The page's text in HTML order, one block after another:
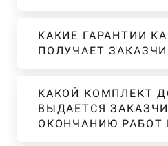
КАКИЕ ГАРАНТИИ
ПОЛУЧАЕТ
КАКОЙ КОМПЛЕКТ
ВЫДАЕТСЯ
ОКОНЧАНИЮ РАБОТ